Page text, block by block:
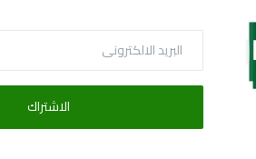
الاشتراك
بنت الوردي
90
70.7k